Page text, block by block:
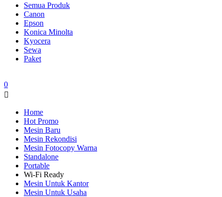
Semua Produk
Canon
Epson
Konica Minolta
Kyocera
Sewa
Paket
0
Home
Hot Promo
Mesin Baru
Mesin Rekondisi
Mesin Fotocopy Warna
Standalone
Portable
Wi-Fi Ready
Mesin Untuk Kantor
Mesin Untuk Usaha